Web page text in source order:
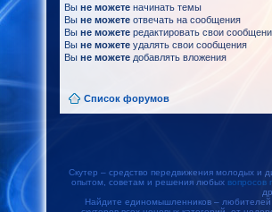
Выне можете начинать темы
Выне можете отвечать на сообщения
Выне можете редактировать свои
Выне можете удалять свои сообщения
Выне можете добавлять вложения
Список форумов
Скутер – средство передвижения молодых и
опытом, советам и решения любых вопросов
Найдите единомышленников – любителей